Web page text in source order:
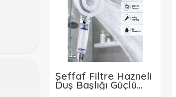
Şeffaf Filtre Hazneli
Duş Başlığı Güçlü
Akışlı Pratik Banyo